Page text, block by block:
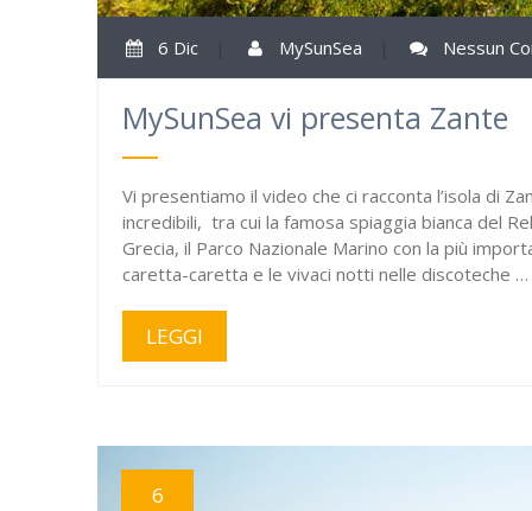
6 Dic MySunSea Nessun
MySunSea vi presenta Zante
Vi presentiamo il video che ci racconta l’isola di
incredibili, tra cui la famosa spiaggia bianca del
Grecia, il Parco Nazionale Marino con la più
caretta-caretta e le vivaci notti nelle discoteche …
LEGGI
6